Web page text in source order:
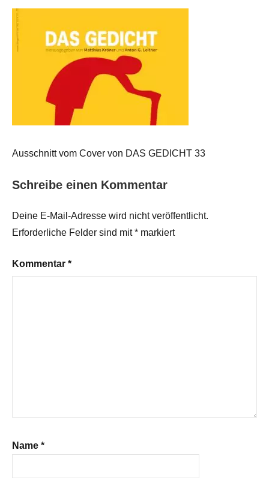
Ausschnitt vom Cover von DAS GEDICHT 33
Schreibe einen Kommentar
Deine E-Mail-Adresse wird nicht veröffentlicht.
Erforderliche Felder sind mit* markiert
Kommentar *
Name *